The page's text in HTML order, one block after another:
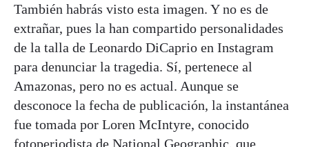
También habrás visto esta imagen. Y no es de
extrañar, pues la han compartido personalidades
de la talla de Leonardo DiCaprio en Instagram
para denunciar la tragedia. Sí, pertenece al
Amazonas, pero no es actual. Aunque se
desconoce la fecha de publicación, la instantánea
fue tomada por Loren McIntyre, conocido
fotoperiodista de National Geographic, que